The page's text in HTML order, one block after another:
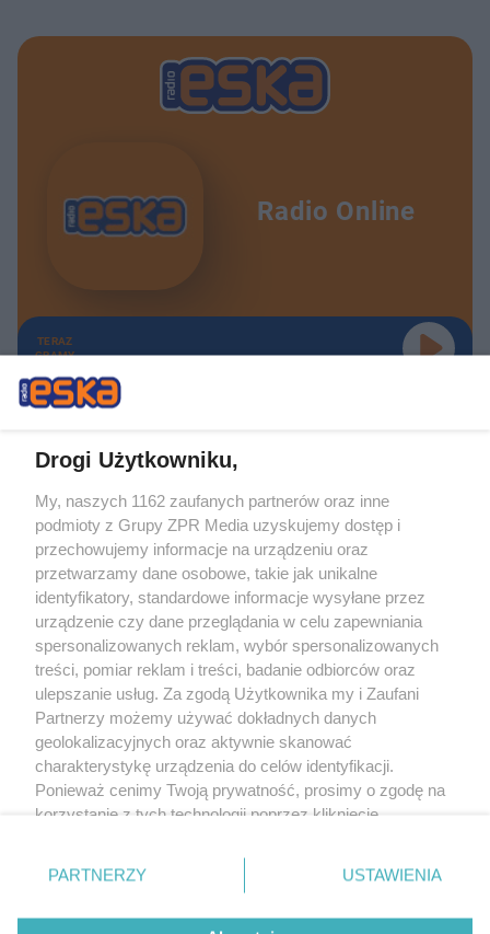
Radio Online
TERAZ
GRAMY
Żaden utwór zamieszczony w serwisie nie może być powielany i
rozpowszechniany lub dalej rozpowszechniany w jakikolwiek sposób (w
tym także elektroniczny lub mechaniczny) na jakimkolwiek polu
eksploatacji w jakiejkolwiek formie, włącznie z umieszczaniem w Internecie
bez pisemnej zgody właściciela praw. Jakiekolwiek użycie lub
wykorzystanie utworów w całości lub w części z naruszeniem prawa, tzn.
bez właściwej zgody, jest zabronione pod groźbą kary i może być ścigane
prawnie.
O nas
Drogi Użytkowniku,
My, naszych 1162 zaufanych partnerów oraz inne
podmioty z Grupy ZPR Media uzyskujemy dostęp i
przechowujemy informacje na urządzeniu oraz
przetwarzamy dane osobowe, takie jak unikalne
identyfikatory, standardowe informacje wysyłane przez
urządzenie czy dane przeglądania w celu zapewniania
spersonalizowanych reklam, wybór spersonalizowanych
treści, pomiar reklam i treści, badanie odbiorców oraz
ulepszanie usług. Za zgodą Użytkownika my i Zaufani
Partnerzy możemy używać dokładnych danych
geolokalizacyjnych oraz aktywnie skanować
charakterystykę urządzenia do celów identyfikacji.
Ponieważ cenimy Twoją prywatność, prosimy o zgodę na
korzystanie z tych technologii poprzez kliknięcie
zmienić/wycofać klikając przycisk ustawień prywatności
znajdujący się w lewym dolnym rogu strony
rodzaje przetwarzania danych nie wymagają zgody
PARTNERZY USTAWIENIA